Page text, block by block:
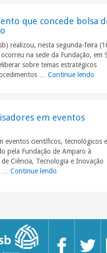
que concede bolsa
realizou, nesta segunda-feira
na sede da Fundação, em
sobre temas estratégicos
…Continue lendo
em eventos
eventos científicos, tecnológicos
pela Fundação de Amparo à
Ciência, Tecnologia e Inovação
…Continue lendo